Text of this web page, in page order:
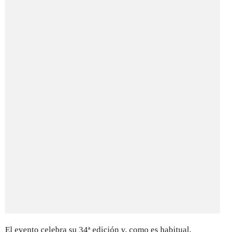
El evento celebra su 34ª edición y, como es habitual,